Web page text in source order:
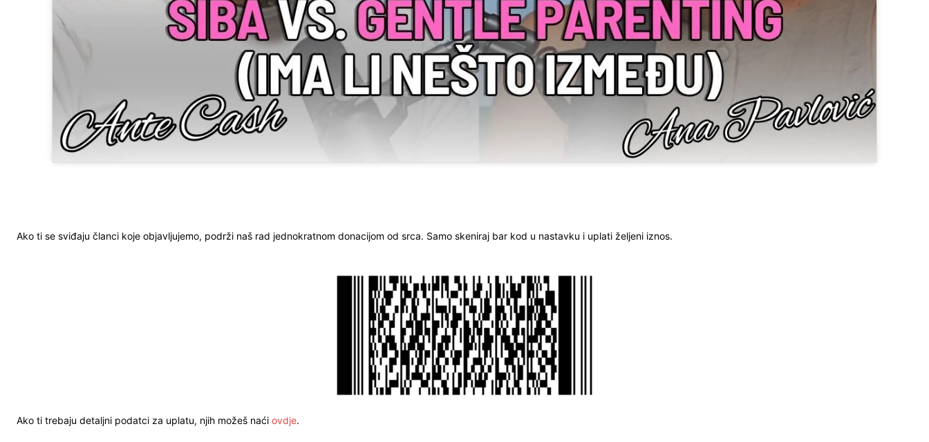
Ako ti se sviđaju članci koje objavljujemo, podrži naš rad jednokratnom donacijom od srca. Samo skeniraj bar kod u nastavku i uplati željeni iznos.
Ako ti trebaju detaljni podatci za uplatu, njih možeš naći ovdje.